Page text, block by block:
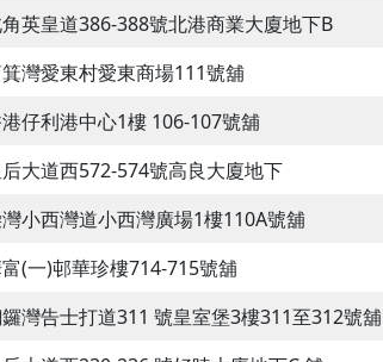
英皇道386-388號北港商業大廈地下B
灣愛東村愛東商場111號舖
仔利港中心1樓 106-107號舖
大道西572-574號高良大廈地下
小西灣道小西灣廣場1樓110A號舖
(一)邨華珍樓714-715號舖
灣告士打道311 號皇室堡3樓311至312號舖